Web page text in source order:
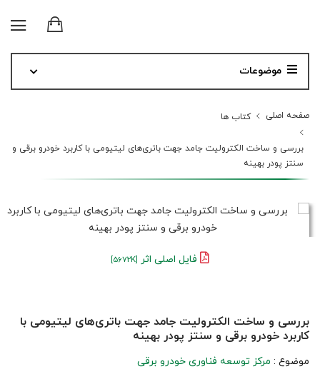
موضوعات
صفحه اصلی کتاب ها
بررسی و ساخت الکترولیت جامد جهت باتری‌های لیتیومی با کاربرد خودرو برقی و
سنتز پودر بهینه
فایل اصلی اثر [5672K]
بررسی و ساخت الکترولیت جامد جهت باتری‌های لیتیومی با
کاربرد خودرو برقی و سنتز پودر بهینه
موضوع : مرکز توسعه فناوری خودرو برقی